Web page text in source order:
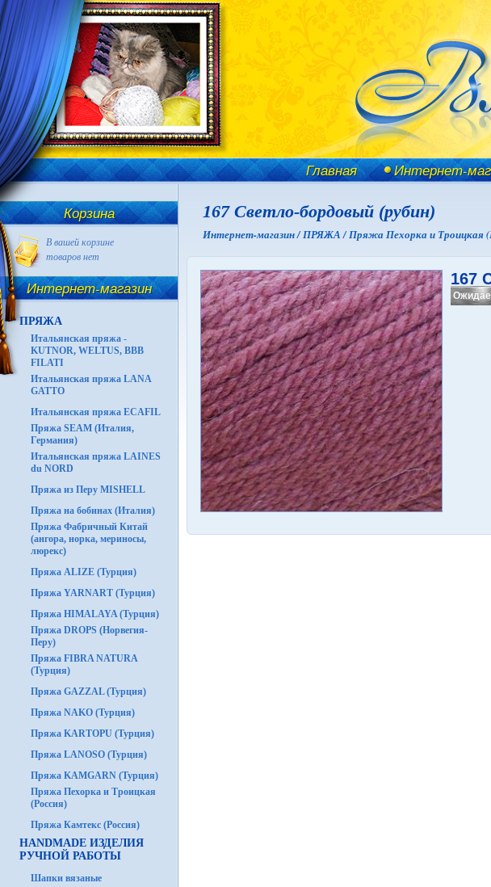
Главная Интернет-
Корзина
В вашей корзине
товаров нет
Интернет-магазин
ПРЯЖА
Итальянская пряжа -
KUTNOR, WELTUS, BBB
FILATI
Итальянская пряжа LANA
GATTO
Итальянская пряжа ECAFIL
Пряжа SEAM (Италия,
Германия)
Итальянская пряжа LAINES
du NORD
Пряжа из Перу MISHELL
Пряжа на бобинах (Италия)
Пряжа Фабричный Китай
(ангора, норка, мериносы,
люрекс)
Пряжа ALIZE (Турция)
Пряжа YARNART (Турция)
Пряжа HIMALAYA (Турция)
Пряжа DROPS (Норвегия-
Перу)
Пряжа FIBRA NATURA
(Турция)
Пряжа GAZZAL (Турция)
Пряжа NAKO (Турция)
Пряжа KARTOPU (Турция)
Пряжа LANOSO (Турция)
Пряжа KAMGARN (Турция)
Пряжа Пехорка и Троицкая
(Россия)
Пряжа Камтекс (Россия)
HANDMADE ИЗДЕЛИЯ
РУЧНОЙ РАБОТЫ
Шапки вязаные
167 Светло-бордовый (рубин)
Интернет-магазин /ПРЯЖА /Пряжа Пехорка и Троицкая
167